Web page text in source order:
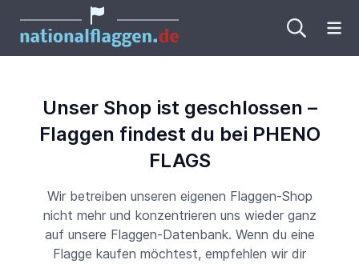
Unser Shop ist geschlossen –
Flaggen findest du bei PHENO
FLAGS
Wir betreiben unseren eigenen Flaggen-Shop
nicht mehr und konzentrieren uns wieder ganz
auf unsere Flaggen-Datenbank. Wenn du eine
Flagge kaufen möchtest, empfehlen wir dir